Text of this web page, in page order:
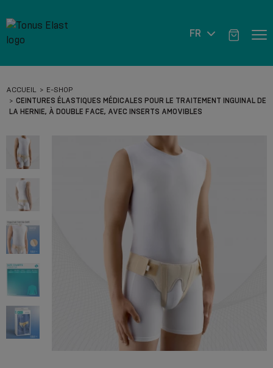
FR
ACCUEIL
E-SHOP
CEINTURES ÉLASTIQUES MÉDICALES POUR LE TRAITEMENT INGUINAL DE
LA HERNIE, À DOUBLE FACE, AVEC INSERTS AMOVIBLES